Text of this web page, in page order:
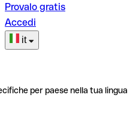
Provalo gratis
Accedi
it
per paese nella tua lingua